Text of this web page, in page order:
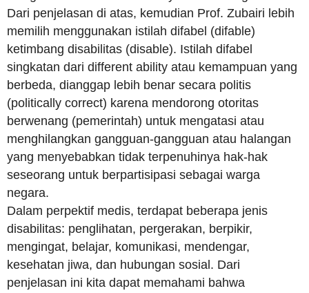
Dari penjelasan di atas, kemudian Prof. Zubairi lebih
memilih menggunakan istilah difabel (difable)
ketimbang disabilitas (disable). Istilah difabel
singkatan dari different ability atau kemampuan yang
berbeda, dianggap lebih benar secara politis
(politically correct) karena mendorong otoritas
berwenang (pemerintah) untuk mengatasi atau
menghilangkan gangguan-gangguan atau halangan
yang menyebabkan tidak terpenuhinya hak-hak
seseorang untuk berpartisipasi sebagai warga
negara.
Dalam perpektif medis, terdapat beberapa jenis
disabilitas: penglihatan, pergerakan, berpikir,
mengingat, belajar, komunikasi, mendengar,
kesehatan jiwa, dan hubungan sosial. Dari
penjelasan ini kita dapat memahami bahwa